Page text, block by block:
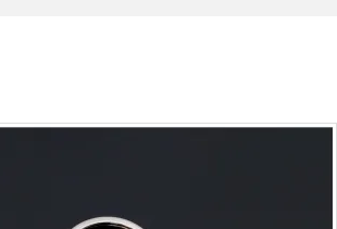
花・六器
教
茶湯器・仏器 小物
貨
品
ともに
知 ラ